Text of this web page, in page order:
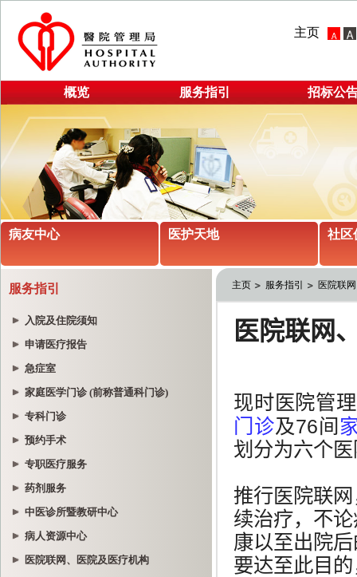
主页
概览 服务指引 招标公
病友中心 医护天地 社区
服务指引
入院及住院须知
申请医疗报告
急症室
家庭医学门诊 (前称普通科门诊)
专科门诊
预约手术
专职医疗服务
药剂服务
中医诊所暨教研中心
病人资源中心
医院联网、医院及医疗机构
主页 服务指引 医院联